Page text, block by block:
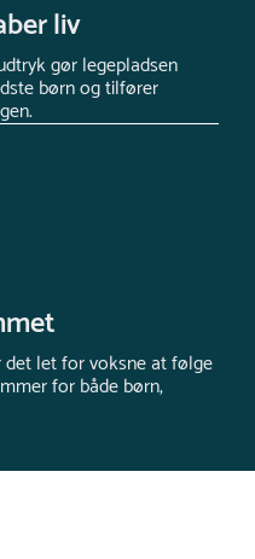
liv
gør legepladsen
børn og tilfører
det let for voksne at følge
for både børn,